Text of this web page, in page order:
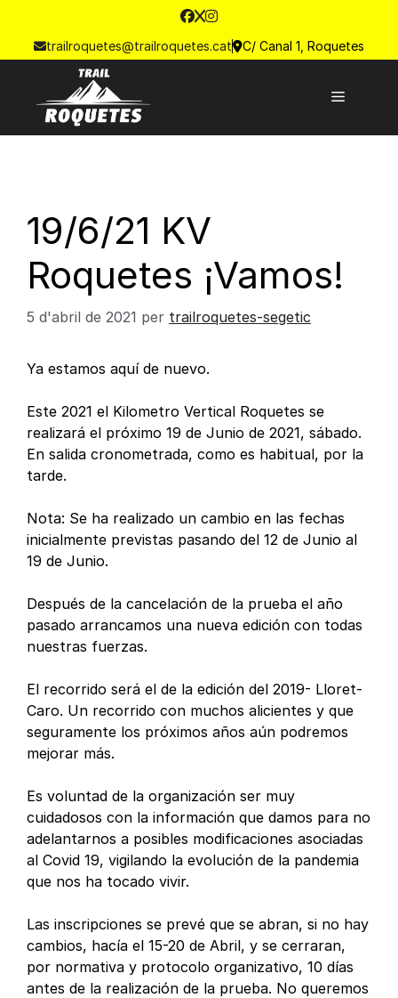
trailroquetes@trailroquetes.cat C/ Canal 1, Roquetes
19/6/21 KV
Roquetes ¡Vamos!
5 d'abril de 2021 per trailroquetes-segetic
Ya estamos aquí de nuevo.
Este 2021 el Kilometro Vertical Roquetes se
realizará el próximo 19 de Junio de 2021, sábado.
En salida cronometrada, como es habitual, por la
tarde.
Nota: Se ha realizado un cambio en las fechas
inicialmente previstas pasando del 12 de Junio al
19 de Junio.
Después de la cancelación de la prueba el año
pasado arrancamos una nueva edición con todas
nuestras fuerzas.
El recorrido será el de la edición del 2019- Lloret-
Caro. Un recorrido con muchos alicientes y que
seguramente los próximos años aún podremos
mejorar más.
Es voluntad de la organización ser muy
cuidadosos con la información que damos para no
adelantarnos a posibles modificaciones asociadas
al Covid 19, vigilando la evolución de la pandemia
que nos ha tocado vivir.
Las inscripciones se prevé que se abran, si no hay
cambios, hacía el 15-20 de Abril, y se cerraran,
por normativa y protocolo organizativo, 10 días
antes de la realización de la prueba. No queremos